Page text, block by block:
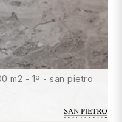
m2 - 1º - san pietro